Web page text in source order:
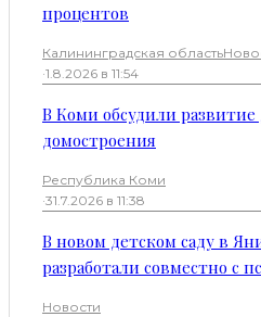
процентов
Калининградская область
·1.8.2026 в 11:54
В Коми обсудили развитие
домостроения
Республика Коми
·31.7.2026 в 11:38
В новом детском саду в
разработали совместно с
Новости